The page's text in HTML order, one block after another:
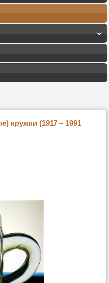
кружки (1917 – 1991